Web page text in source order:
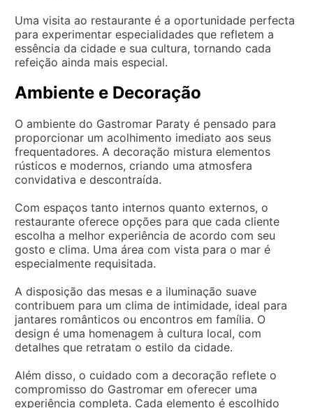
Uma visita ao restaurante é a oportunidade perfecta
para experimentar especialidades que refletem a
essência da cidade e sua cultura, tornando cada
refeição ainda mais especial.
Ambiente e Decoração
O ambiente do Gastromar Paraty é pensado para
proporcionar um acolhimento imediato aos seus
frequentadores. A decoração mistura elementos
rústicos e modernos, criando uma atmosfera
convidativa e descontraída.
Com espaços tanto internos quanto externos, o
restaurante oferece opções para que cada cliente
escolha a melhor experiência de acordo com seu
gosto e clima. Uma área com vista para o mar é
especialmente requisitada.
A disposição das mesas e a iluminação suave
contribuem para um clima de intimidade, ideal para
jantares românticos ou encontros em família. O
design é uma homenagem à cultura local, com
detalhes que retratam o estilo da cidade.
Além disso, o cuidado com a decoração reflete o
compromisso do Gastromar em oferecer uma
experiência completa. Cada elemento é escolhido